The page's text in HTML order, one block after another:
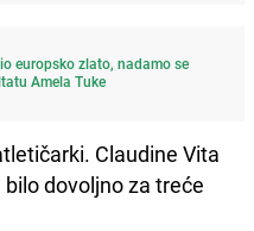
europsko zlato, nadamo se
Amela Tuke
Claudine Vita
dovoljno za treće